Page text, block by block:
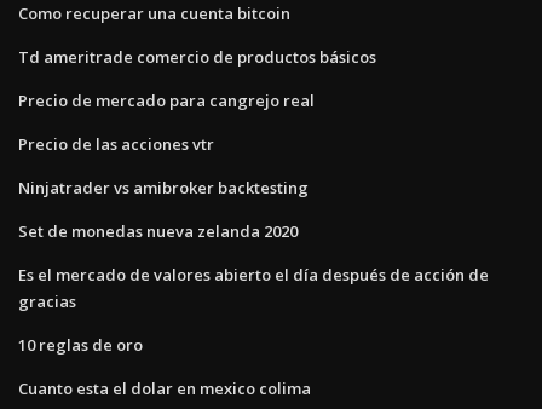
Como recuperar una cuenta bitcoin
Td ameritrade comercio de productos básicos
Precio de mercado para cangrejo real
Precio de las acciones vtr
Ninjatrader vs amibroker backtesting
Set de monedas nueva zelanda 2020
Es el mercado de valores abierto el día después de acción de
gracias
10 reglas de oro
Cuanto esta el dolar en mexico colima